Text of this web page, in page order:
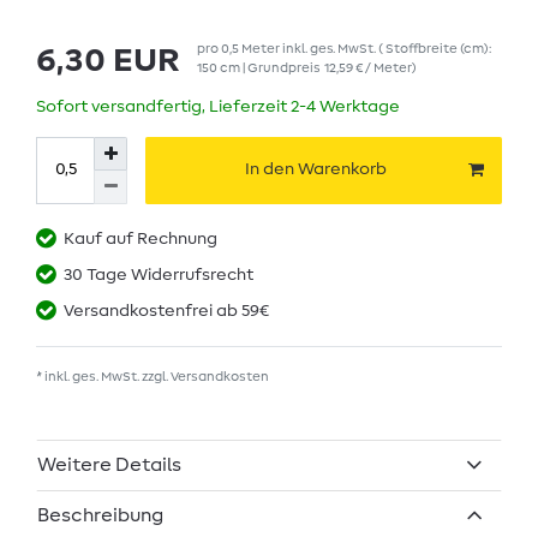
6,30 EUR pro0,5 Meterinkl. ges. MwSt. ( Stoffbreite (cm):
150 cm | Grundpreis 12,59 € / Meter)
Sofort versandfertig, Lieferzeit 2-4 Werktage
In den Warenkorb
Kauf auf Rechnung
30 Tage Widerrufsrecht
Versandkostenfrei ab 59€
* inkl. ges. MwSt. zzgl. Versandkosten
Weitere Details
Beschreibung